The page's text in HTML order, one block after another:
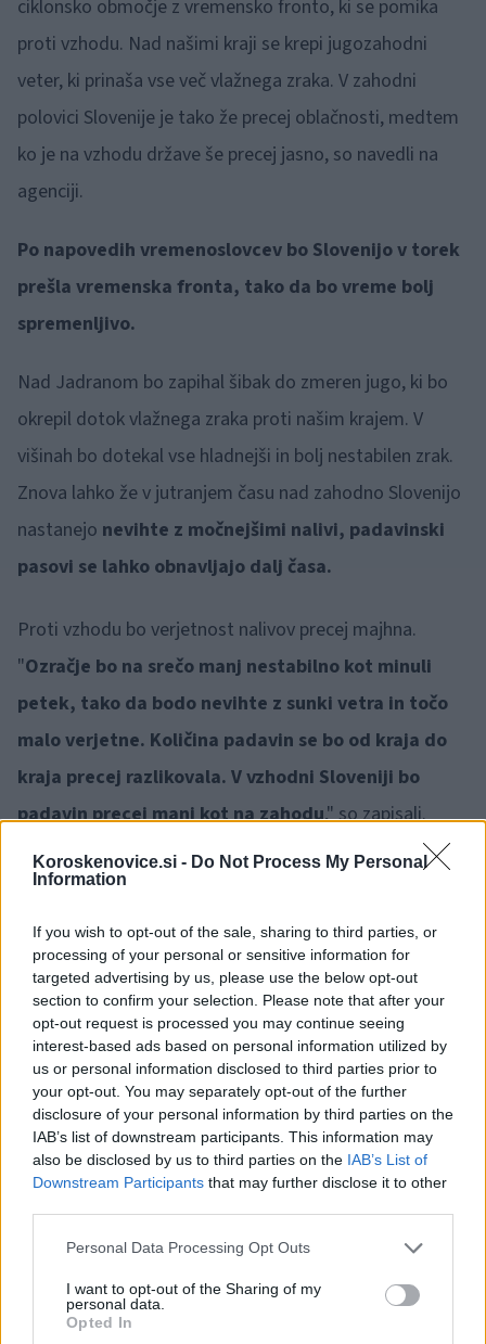
Koroskenovice.si - Do Not Process My Personal
Information
If you wish to opt-out of the sale, sharing to third parties, or
processing of your personal or sensitive information for
targeted advertising by us, please use the below opt-out
section to confirm your selection. Please note that after your
opt-out request is processed you may continue seeing
interest-based ads based on personal information utilized by
us or personal information disclosed to third parties prior to
your opt-out. You may separately opt-out of the further
disclosure of your personal information by third parties on the
IAB’s list of downstream participants. This information may
also be disclosed by us to third parties on the IAB’s List of
Downstream Participants that may further disclose it to other
Please note that this website/app uses one or more Google
not limited to your visit or usage behaviour. You may click to
grant or deny consent to Google and its third-party tags to
use your data for below specified purposes in below Google
Personal Data Processing Opt Outs
I want to opt-out of the Sharing of my
personal data.
Opted In
ciklonsko območje z vremensko fronto, ki se pomika
proti vzhodu. Nad našimi kraji se krepi jugozahodni
veter, ki prinaša vse več vlažnega zraka. V zahodni
polovici Slovenije je tako že precej oblačnosti, medtem
ko je na vzhodu države še precej jasno, so navedli na
agenciji.
Po napovedih vremenoslovcev bo Slovenijo v torek
prešla vremenska fronta, tako da bo vreme bolj
spremenljivo.
Nad Jadranom bo zapihal šibak do zmeren jugo, ki bo
okrepil dotok vlažnega zraka proti našim krajem. V
višinah bo dotekal vse hladnejši in bolj nestabilen zrak.
Znova lahko že v jutranjem času nad zahodno Slovenijo
nastanejo nevihte z močnejšimi nalivi, padavinski
pasovi se lahko obnavljajo dalj časa.
Proti vzhodu bo verjetnost nalivov precej majhna.
"Ozračje bo na srečo manj nestabilno kot minuli
petek, tako da bodo nevihte z sunki vetra in točo
malo verjetne. Količina padavin se bo od kraja do
kraja precej razlikovala. V vzhodni Sloveniji bo
padavin precej manj kot na zahodu," so zapisali.
V takšnih vremenskih situacijah je napoved, kje
negotova, zato na agenciji svetujejo spremljanje
radarske slike in aktualnih opozoril.
Vir: STA
Po 297. členu Kazenskega zakonika je
posameznik kazensko odgovoren za javno spodbujanje
sovraštva, nasilja ali nestrpnosti. Komentarji z žaljivimi,
odstranjeni. Pravila komentiranja →